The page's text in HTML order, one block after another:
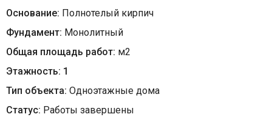
Основание: Полнотелый кирпич
Фундамент: Монолитный
Общая площадь работ: м2
Этажность: 1
Тип объекта: Одноэтажные дома
Статус: Работы завершены